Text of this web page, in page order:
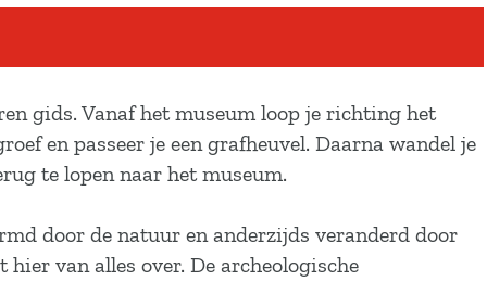
gids. Vanaf het museum loop je richting het
en passeer je een grafheuvel. Daarna wandel je
te lopen naar het museum.
door de natuur en anderzijds veranderd door
van alles over. De archeologische